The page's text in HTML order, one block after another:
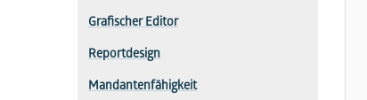
Grafischer Editor
Reportdesign
Mandantenfähigkeit